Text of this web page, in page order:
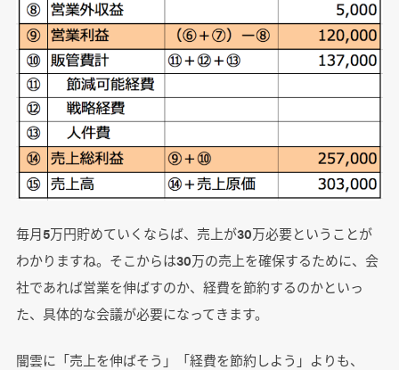
毎月5万円貯めていくならば、売上が30万必要ということが
わかりますね。そこからは30万の売上を確保するために、会
社であれば営業を伸ばすのか、経費を節約するのかといっ
た、具体的な会議が必要になってきます。
闇雲に「売上を伸ばそう」「経費を節約しよう」よりも、